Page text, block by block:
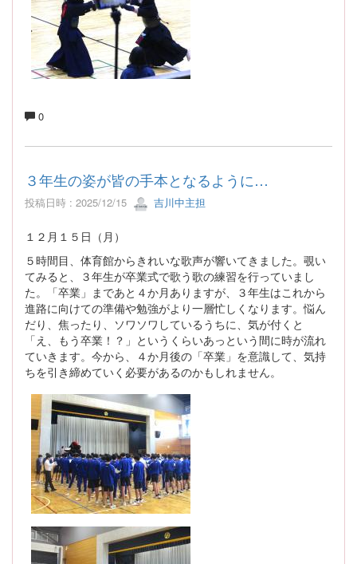
0
３年生の姿が皆の手本となるように…
投稿日時 : 2025/12/15 吉川中主担
１２月１５日（月）
５時間目、体育館からきれいな歌声が響いてきました。覗い
てみると、３年生が卒業式で歌う歌の練習を行っていまし
た。「卒業」まであと４か月ありますが、３年生はこれから
進路に向けての準備や勉強がより一層忙しくなります。悩ん
だり、焦ったり、ソワソワしているうちに、気が付くと
「え、もう卒業！？」というくらいあっという間に時が流れ
ていきます。今から、４か月後の「卒業」を意識して、気持
ちを引き締めていく必要があるのかもしれません。